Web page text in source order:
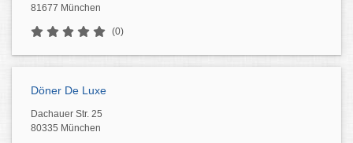
81677 München
(0)
Döner De Luxe
Dachauer Str. 25
80335 München